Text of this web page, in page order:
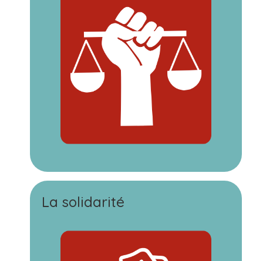
La solidarité